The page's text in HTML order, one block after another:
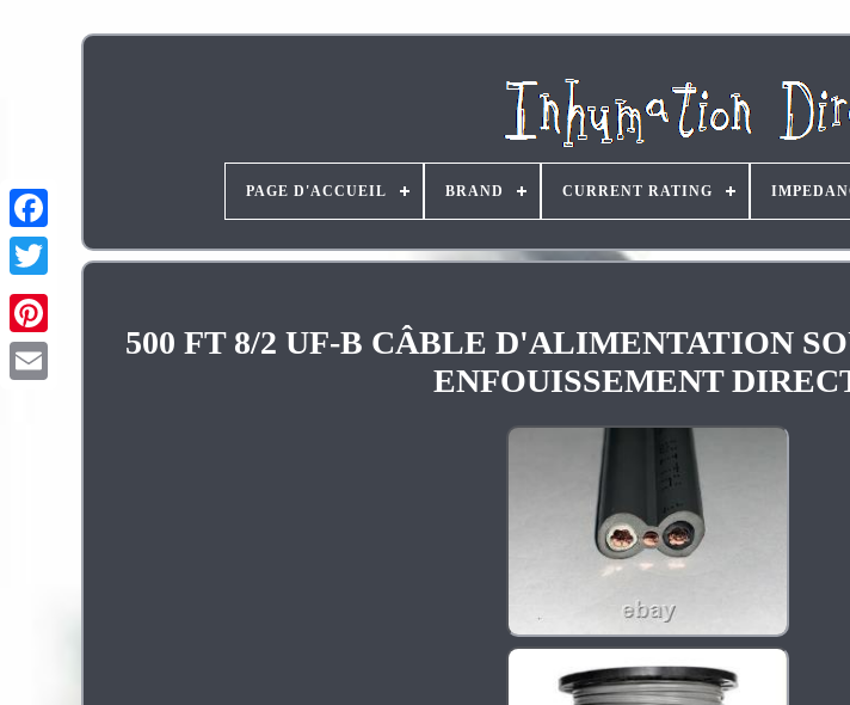
Pinterest
PAGE D'ACCUEIL BRAND CURRENT RATING
500 FT 8/2 UF-B CÂBLE D'ALIMENTATION
ENFOUISSEMENT